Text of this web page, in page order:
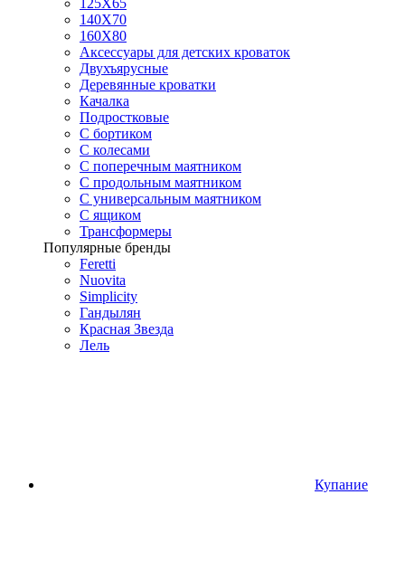
125X65
140Х70
160Х80
Аксессуары для детских кроваток
Двухъярусные
Деревянные кроватки
Качалка
Подростковые
С бортиком
С колесами
С поперечным маятником
С продольным маятником
С универсальным маятником
С ящиком
Трансформеры
Популярные бренды
Feretti
Nuovita
Simplicity
Гандылян
Красная Звезда
Лель
Купание